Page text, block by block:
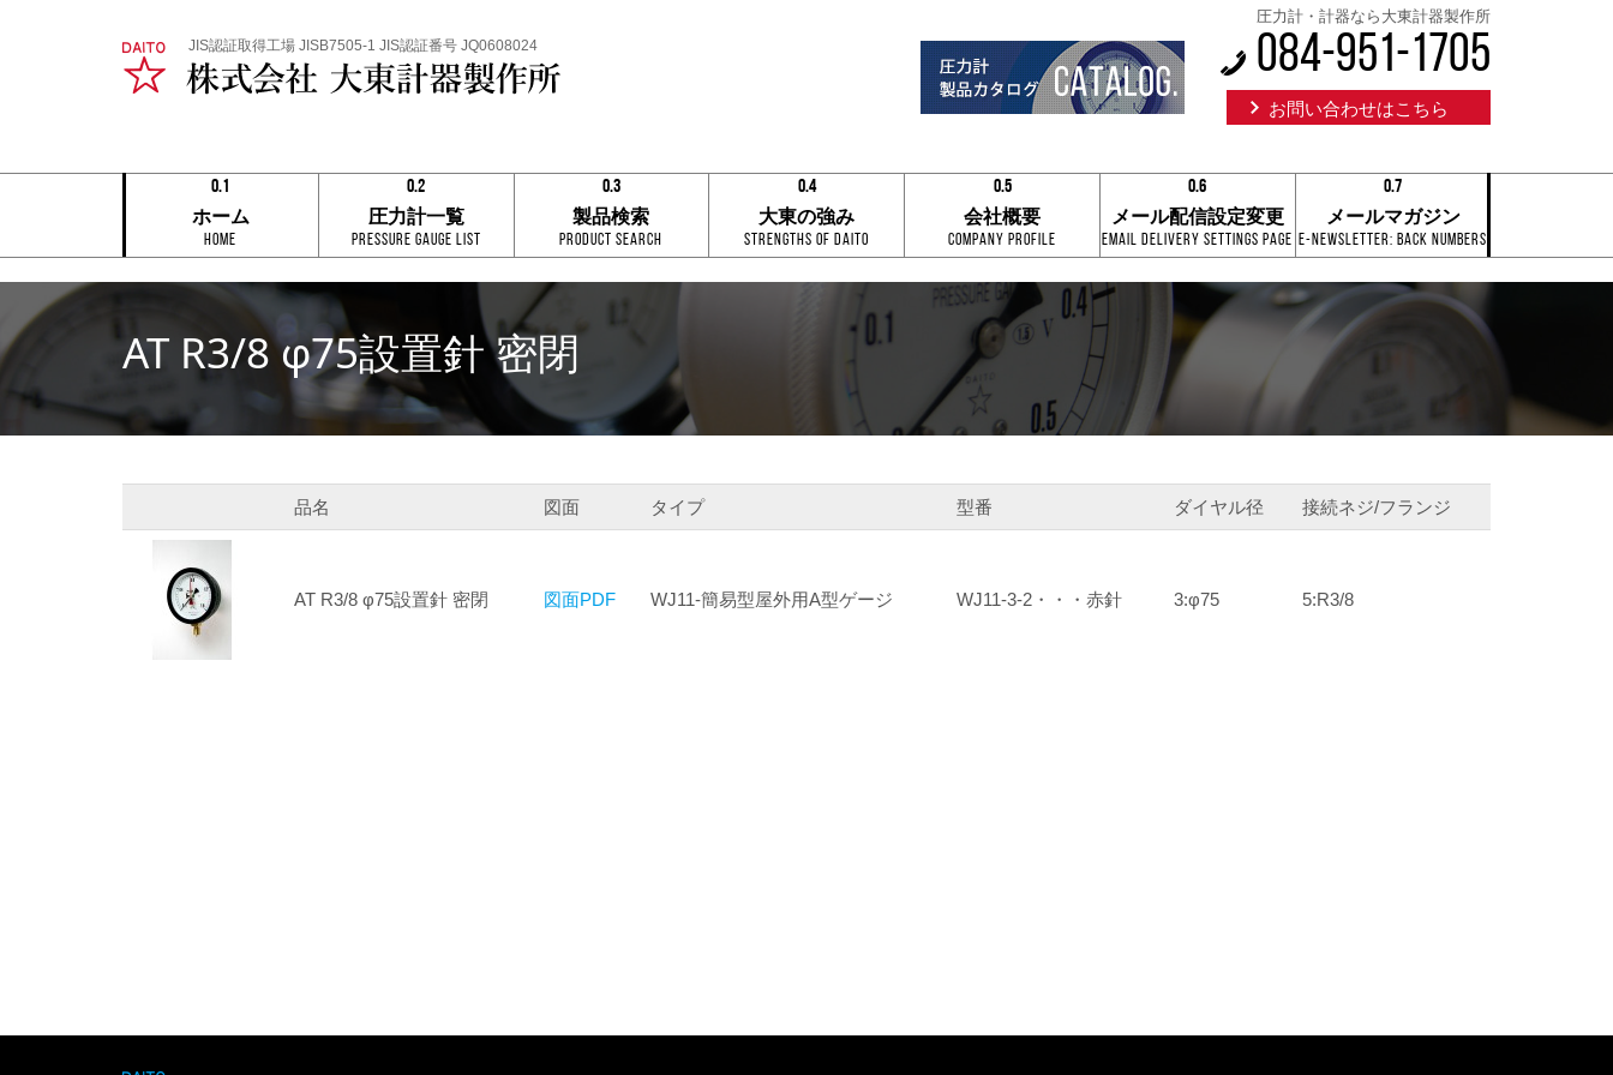
圧力計・計器なら大東計器製作所
JIS認証取得工場 JISB7505-1 JIS認証番号 JQ0608024 084-951-1705
お問い合わせはこちら
0.1
0.3
0.4
0.5
0.8
0.9
ホーム
HOME
0.2
0.1
0.2
0.3
0.4
0.5
0.8
0.9
0.2
圧力計一覧
Pressure Gauge List
0.3
0.1
0.2
0.3
0.4
0.5
0.6
製品検索
Product Search
0.4
0.1
0.2
0.3
0.4
0.5
大東の強み
Strengths of Daito
0.5
0.1
0.2
0.3
0.4
0.5
0.6
0.7
0.8
0.9
会社概要
Company Profile
0.6
0.1
0.2
0.3
0.4
0.5
0.7
0.8
0.9
メール配信設定変更
Email Delivery Settings Page
0.7
0.1
0.2
0.3
0.4
0.5
0.6
メールマガジン
E-Newsletter: Back Numbers
AT R3/8 φ75設置針 密閉
品名 図面 タイプ 型番 ダイヤル径 接続ネジ/フランジ
AT R3/8 φ75設置針 密閉 図面PDF WJ11-簡易型屋外用A型ゲージ WJ11-3-2・・・赤針 3:φ75 5:R3/8